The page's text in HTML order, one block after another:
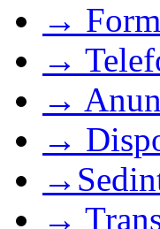
→
→
→
→
→